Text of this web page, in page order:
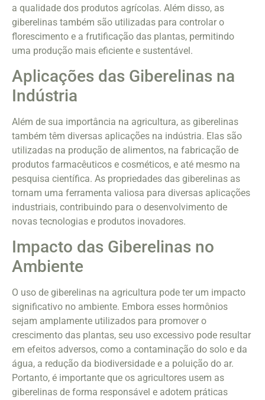
a qualidade dos produtos agrícolas. Além disso, as
giberelinas também são utilizadas para controlar o
florescimento e a frutificação das plantas, permitindo
uma produção mais eficiente e sustentável.
Aplicações das Giberelinas na
Indústria
Além de sua importância na agricultura, as giberelinas
também têm diversas aplicações na indústria. Elas são
utilizadas na produção de alimentos, na fabricação de
produtos farmacêuticos e cosméticos, e até mesmo na
pesquisa científica. As propriedades das giberelinas as
tornam uma ferramenta valiosa para diversas aplicações
industriais, contribuindo para o desenvolvimento de
novas tecnologias e produtos inovadores.
Impacto das Giberelinas no
Ambiente
O uso de giberelinas na agricultura pode ter um impacto
significativo no ambiente. Embora esses hormônios
sejam amplamente utilizados para promover o
crescimento das plantas, seu uso excessivo pode resultar
em efeitos adversos, como a contaminação do solo e da
água, a redução da biodiversidade e a poluição do ar.
Portanto, é importante que os agricultores usem as
giberelinas de forma responsável e adotem práticas